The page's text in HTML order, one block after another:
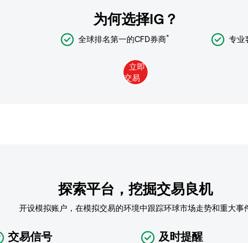
为何选择IG？
全球排名第一的CFD券商* 专业
探索平台，挖掘交易良机
开设模拟账户，在模拟交易的环境中跟踪环球市场走势和重大事
交易信号 及时提醒